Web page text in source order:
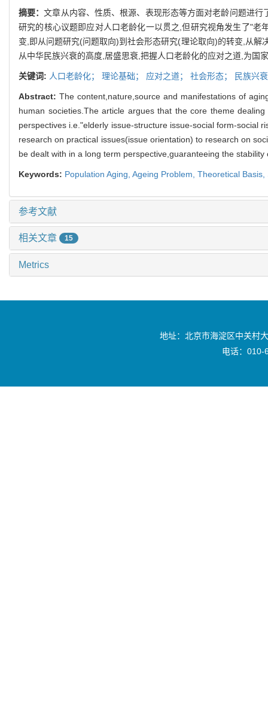
摘要：文章从内容、性质、根源、表现形态等方面对老龄问题进
研究的核心议题即应对人口老龄化一以贯之,但研究视角发生了"
变,即从问题研究(问题取向)到社会形态研究(理论取向)的转变,从
从中华民族兴衰的高度,居盛思衰,把握人口老龄化的应对之道,为
关键词: 人口老龄化； 理论基础； 应对之道； 社会形态； 民族兴衰
Abstract:The content,nature,source and manifestations of
human societies.The article argues that the core theme
perspectives i.e."elderly issue-structure issue-social form-social
research on practical issues(issue orientation) to research on
be dealt with in a long term perspective,guaranteeing the
Keywords: Population Aging, Ageing Problem, Theoretical Basis,
参考文献
相关文章 15
Metrics
地址：北京市海淀区中关村
电话：